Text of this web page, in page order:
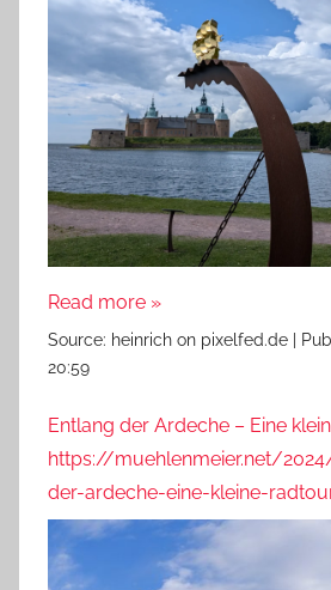
Read more »
Source: heinrich on pixelfed.de
20:59
Entlang der Ardeche – Eine
https://muehlenmeier.net/
der-ardeche-eine-kleine-